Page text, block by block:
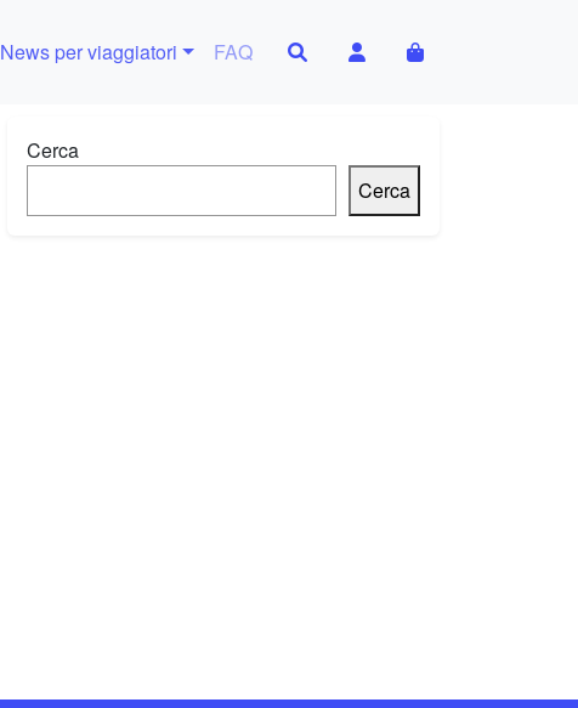
News per viaggiatori FAQ SearchAccountCart
Cerca
Cerca